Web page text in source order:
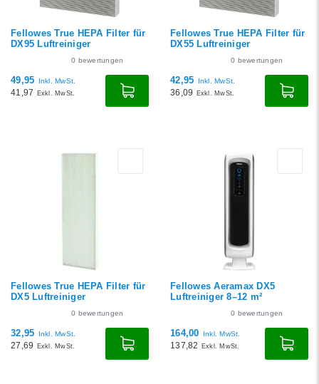
Fellowes True HEPA Filter für
DX95 Luftreiniger
0 bewertungen
49,95 Inkl. MwSt.
41,97 Exkl. MwSt.
Fellowes True HEPA Filter für
DX55 Luftreiniger
0 bewertungen
42,95 Inkl. MwSt.
36,09 Exkl. MwSt.
Fellowes True HEPA Filter für
DX5 Luftreiniger
0 bewertungen
32,95 Inkl. MwSt.
27,69 Exkl. MwSt.
Fellowes Aeramax DX5
Luftreiniger 8–12 m²
0 bewertungen
164,00 Inkl. MwSt.
137,82 Exkl. MwSt.